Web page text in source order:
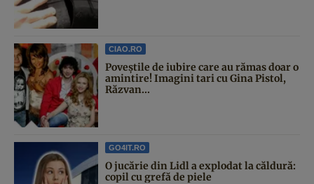
CIAO.RO
Poveştile de iubire care au rămas doar o
amintire! Imagini tari cu Gina Pistol,
Răzvan...
GO4IT.RO
O jucărie din Lidl a explodat la căldură:
copil cu grefă de piele